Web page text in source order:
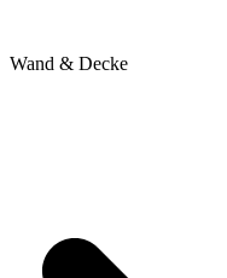
Wand & Decke